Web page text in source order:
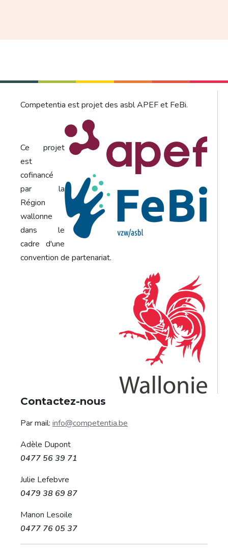
Competentia est projet des asbl APEF et FeBi.
Ce projet
est
cofinancé
par la
Région
wallonne
dans le
cadre d'une
convention de partenariat.
Contactez-nous
Par mail: info@competentia.be
Adèle Dupont
0477 56 39 71
Julie Lefebvre
0479 38 69 87
Manon Lesoile
0477 76 05 37